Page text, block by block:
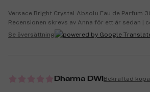
Versace Bright Crystal Absolu Eau de Parfum
Recensionen skrevs av Anna för ett år sedan |
Se översättning
Dharma DWI Bekräftad